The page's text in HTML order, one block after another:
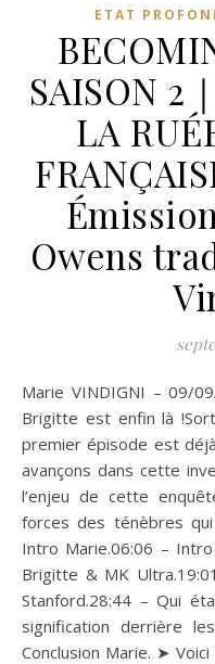
ETAT
SAISON 2
LA
Owens
Marie VINDIGNI – 09/09/2025 La saison 2 de Becoming
Brigitte est enfin là
premier épisode est
avançons dans cette
l’enjeu de cette
forces des ténèbres
Intro Marie.06:06 –
Brigitte & MK
Stanford.28:44 – Qui
signification derrière
Conclusion Marie. ➤